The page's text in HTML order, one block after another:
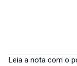
Leia a nota com o